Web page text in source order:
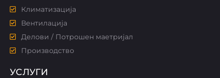
Климатизација
Вентилација
Делови / Потрошен маетријал
Производство
УСЛУГИ